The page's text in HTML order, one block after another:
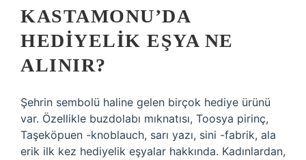
KASTAMONU’DA
HEDIYELIK EŞYA NE
ALINIR?
Şehrin sembolü haline gelen birçok hediye ürünü
var. Özellikle buzdolabı mıknatısı, Toosya pirinç,
Taşeköpuen -knoblauch, sarı yazı, sini -fabrik, ala
erik ilk kez hediyelik eşyalar hakkında. Kadınlardan,